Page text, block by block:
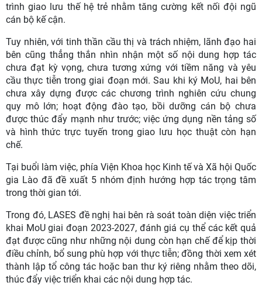
trình giao lưu thế hệ trẻ nhằm tăng cường kết nối đội ngũ
cán bộ kế cận.
Tuy nhiên, với tinh thần cầu thị và trách nhiệm, lãnh đạo hai
bên cũng thẳng thắn nhìn nhận một số nội dung hợp tác
chưa đạt kỳ vọng, chưa tương xứng với tiềm năng và yêu
cầu thực tiễn trong giai đoạn mới. Sau khi ký MoU, hai bên
chưa xây dựng được các chương trình nghiên cứu chung
quy mô lớn; hoạt động đào tạo, bồi dưỡng cán bộ chưa
được thúc đẩy mạnh như trước; việc ứng dụng nền tảng số
và hình thức trực tuyến trong giao lưu học thuật còn hạn
chế.
Tại buổi làm việc, phía Viện Khoa học Kinh tế và Xã hội Quốc
gia Lào đã đề xuất 5 nhóm định hướng hợp tác trọng tâm
trong thời gian tới.
Trong đó, LASES đề nghị hai bên rà soát toàn diện việc triển
khai MoU giai đoạn 2023-2027, đánh giá cụ thể các kết quả
đạt được cũng như những nội dung còn hạn chế để kịp thời
điều chỉnh, bổ sung phù hợp với thực tiễn; đồng thời xem xét
thành lập tổ công tác hoặc ban thư ký riêng nhằm theo dõi,
thúc đẩy việc triển khai các nội dung hợp tác.